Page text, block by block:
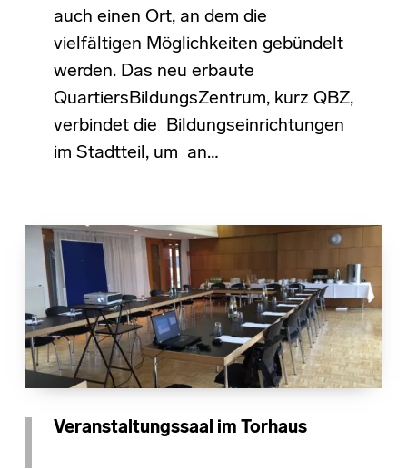
auch einen Ort, an dem die
vielfältigen Möglichkeiten gebündelt
werden. Das neu erbaute
QuartiersBildungsZentrum, kurz QBZ,
verbindet die Bildungseinrichtungen
im Stadtteil, um an…
Veranstaltungssaal im Torhaus